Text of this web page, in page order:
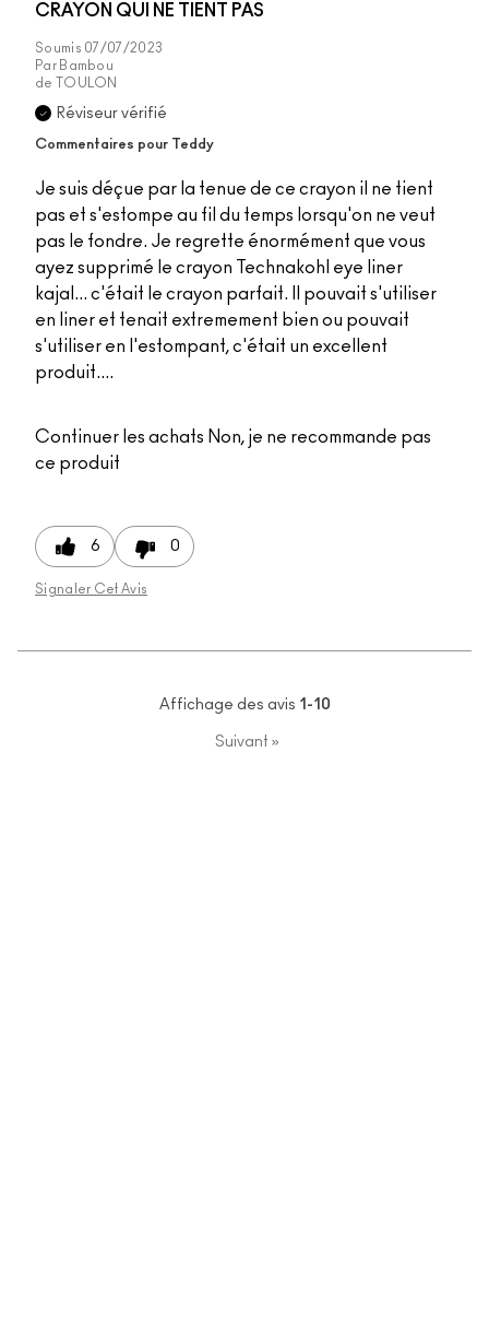
CRAYON QUI NE TIENT PAS
Soumis 07/07/2023
Par Bambou
de
TOULON
Réviseur vérifié
Commentaires pour Teddy
Je suis déçue par la tenue de ce crayon il ne tient
pas et s'estompe au fil du temps lorsqu'on ne veut
pas le fondre. Je regrette énormément que vous
ayez supprimé le crayon Technakohl eye liner
kajal... c'était le crayon parfait. Il pouvait s'utiliser
en liner et tenait extremement bien ou pouvait
s'utiliser en l'estompant, c'était un excellent
produit....
Continuer les achats Non, je ne recommande pas
ce produit
6 0
Signaler Cet Avis
Affichage des avis 1-10
Suivant »